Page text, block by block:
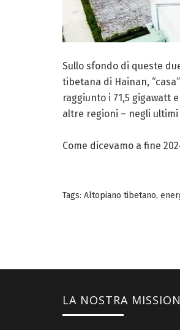
Sullo sfondo di queste
tibetana di Hainan,
raggiunto i 71,5 gigawatt
altre regioni – negli
Come dicevamo a fine
Tags: Altopiano tibetano,
LA NOSTRA MISSION